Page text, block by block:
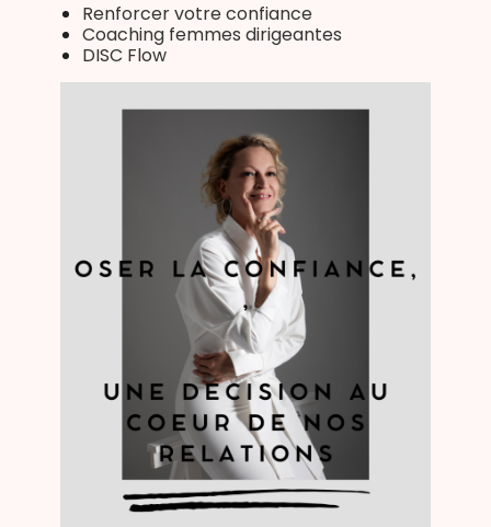
Renforcer votre confiance
Coaching femmes dirigeantes
DISC Flow